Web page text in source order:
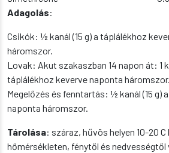
Adagolás:
Csikók: ½ kanál (15 g) a táplálékhoz
háromszor.
Lovak: Akut szakaszban 14 napon át: 1
táplálékhoz keverve naponta háromszor.
Megelőzés és fenntartás: ½ kanál (15 g)
naponta háromszor.
Tárolása: száraz, hűvös helyen 10-20
hőmérsékleten, fénytől és nedvességtől